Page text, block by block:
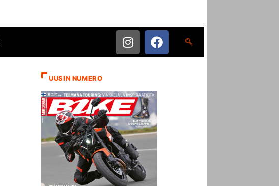
UUSIN NUMERO